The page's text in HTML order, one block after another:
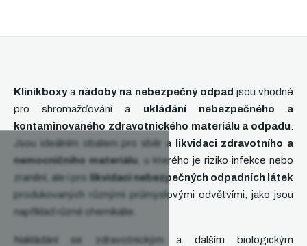
í
p
r
v
k
y
v
ý
Klinikboxya nádoby na nebezpečný odpad jsou vhodné
pro shromažďování a ukládání nebezpečného a
kontaminovaného zdravotnického materiálu a odpadu.
Jsou ideálním obalem pro sběr a
likvidaci zdravotního a
nemocničního materiálu , u kterého je riziko infekce nebo
zranění, ale i pro
likvidaci nebezpečných odpadních látek
produkovaných různými průmyslovými odvětvími, jako jsou
například různé chemikálie.
Nakládání se zdravotnickým a dalším biologickým